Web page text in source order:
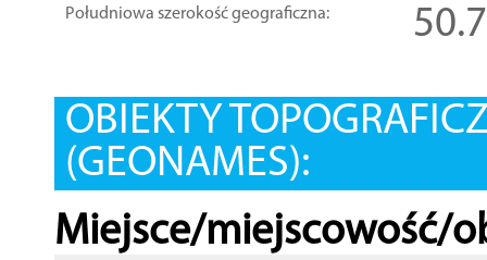
Południowa szerokość geograficzna:
OBIEKTY
(GEONAMES):
Miejsce/miejscowość/